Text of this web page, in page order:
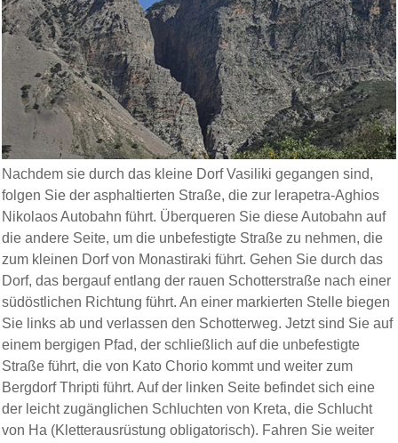
Nachdem sie durch das kleine Dorf Vasiliki gegangen sind,
folgen Sie der asphaltierten Straße, die zur lerapetra-Aghios
Nikolaos Autobahn führt. Überqueren Sie diese Autobahn auf
die andere Seite, um die unbefestigte Straße zu nehmen, die
zum kleinen Dorf von Monastiraki führt. Gehen Sie durch das
Dorf, das bergauf entlang der rauen Schotterstraße nach einer
südöstlichen Richtung führt. An einer markierten Stelle biegen
Sie links ab und verlassen den Schotterweg. Jetzt sind Sie auf
einem bergigen Pfad, der schließlich auf die unbefestigte
Straße führt, die von Kato Chorio kommt und weiter zum
Bergdorf Thripti führt. Auf der linken Seite befindet sich eine
der leicht zugänglichen Schluchten von Kreta, die Schlucht
von Ha (Kletterausrüstung obligatorisch). Fahren Sie weiter